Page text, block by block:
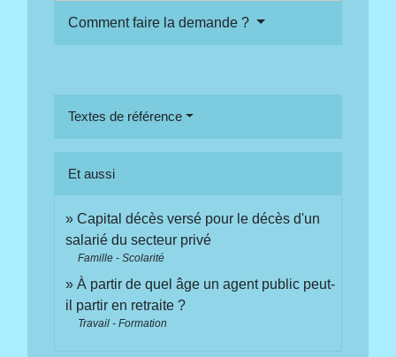
Comment faire la demande ?
Textes de référence
Et aussi
Capital décès versé pour le décès d'un
salarié du secteur privé
Famille - Scolarité
À partir de quel âge un agent public peut-
il partir en retraite ?
Travail - Formation